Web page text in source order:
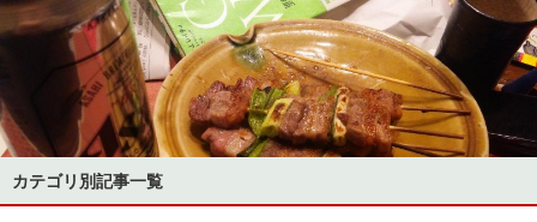
カテゴリ別記事一覧